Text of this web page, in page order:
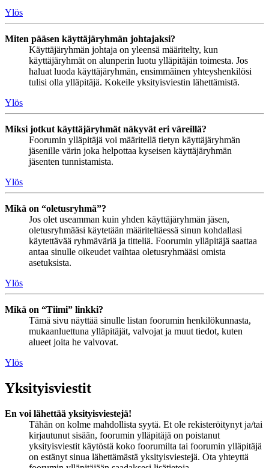
Ylös
Miten pääsen käyttäjäryhmän johtajaksi?
Käyttäjäryhmän johtaja on yleensä määritelty, kun
käyttäjäryhmät on alunperin luotu ylläpitäjän toimesta. Jos
haluat luoda käyttäjäryhmän, ensimmäinen yhteyshenkilösi
tulisi olla ylläpitäjä. Kokeile yksityisviestin lähettämistä.
Ylös
Miksi jotkut käyttäjäryhmät näkyvät eri väreillä?
Foorumin ylläpitäjä voi määritellä tietyn käyttäjäryhmän
jäsenille värin joka helpottaa kyseisen käyttäjäryhmän
jäsenten tunnistamista.
Ylös
Mikä on “oletusryhmä”?
Jos olet useamman kuin yhden käyttäjäryhmän jäsen,
oletusryhmääsi käytetään määriteltäessä sinun kohdallasi
käytettävää ryhmäväriä ja titteliä. Foorumin ylläpitäjä saattaa
antaa sinulle oikeudet vaihtaa oletusryhmääsi omista
asetuksista.
Ylös
Mikä on “Tiimi” linkki?
Tämä sivu näyttää sinulle listan foorumin henkilökunnasta,
mukaanluettuna ylläpitäjät, valvojat ja muut tiedot, kuten
alueet joita he valvovat.
Ylös
Yksityisviestit
En voi lähettää yksityisviestejä!
Tähän on kolme mahdollista syytä. Et ole rekisteröitynyt ja/tai
kirjautunut sisään, foorumin ylläpitäjä on poistanut
yksityisviestit käytöstä koko foorumilta tai foorumin ylläpitäjä
on estänyt sinua lähettämästä yksityisviestejä. Ota yhteyttä